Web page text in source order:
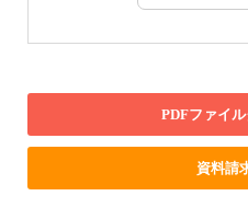
PDFファイ
資料請